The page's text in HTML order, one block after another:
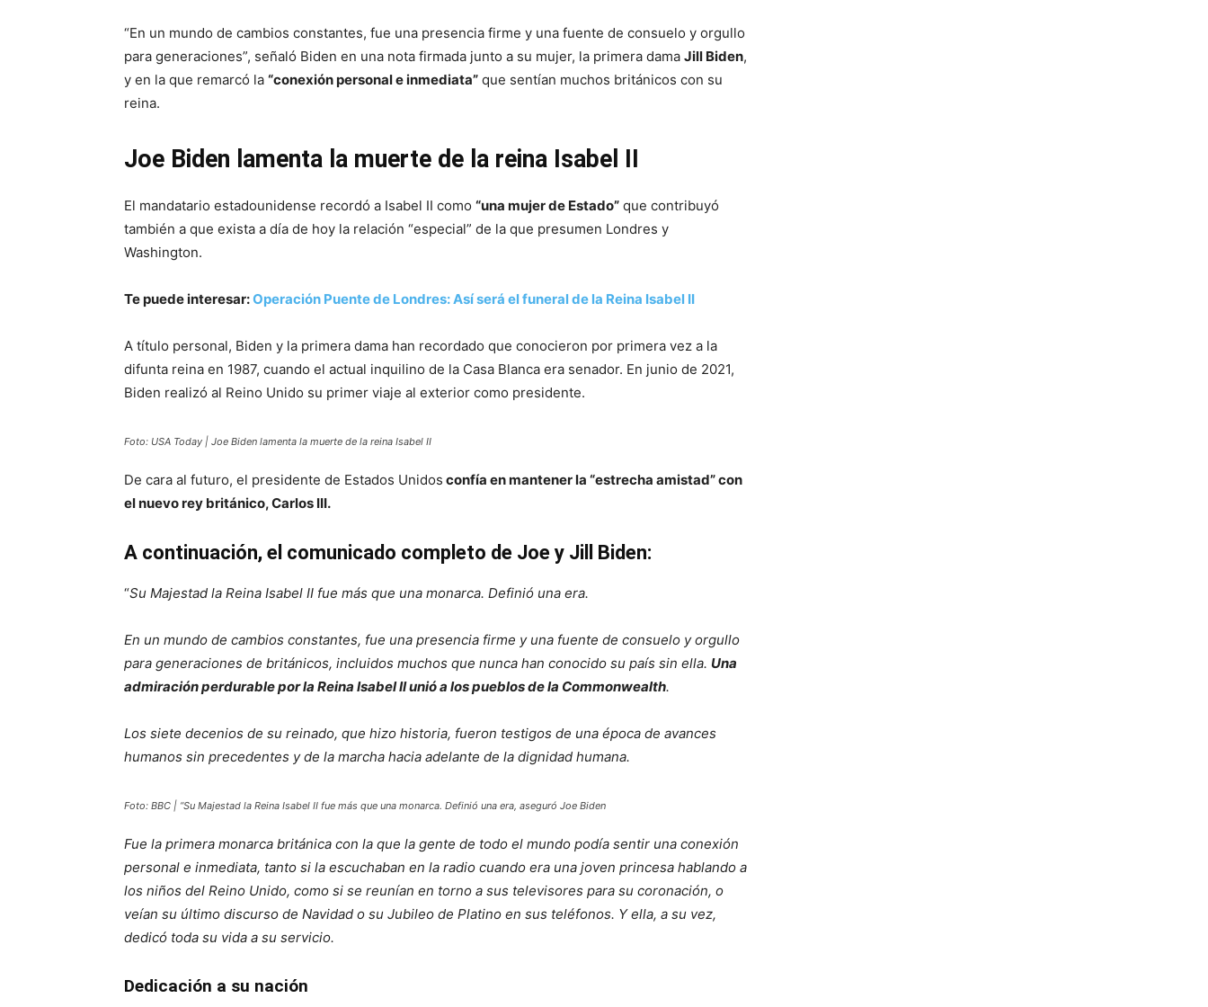
“En un mundo de cambios constantes, fue una presencia firme y una fuente de consuelo y orgullo
para generaciones”, señaló Biden en una nota firmada junto a su mujer, la primera dama Jill Biden,
y en la que remarcó la “conexión personal e inmediata” que sentían muchos británicos con su
reina.
Joe Biden lamenta la muerte de la reina Isabel II
El mandatario estadounidense recordó a Isabel II como “una mujer de Estado” que contribuyó
también a que exista a día de hoy la relación “especial” de la que presumen Londres y
Washington.
Te puede interesar:Operación Puente de Londres: Así será el funeral de la Reina Isabel II
A título personal, Biden y la primera dama han recordado que conocieron por primera vez a la
difunta reina en 1987, cuando el actual inquilino de la Casa Blanca era senador. En junio de 2021,
Biden realizó al Reino Unido su primer viaje al exterior como presidente.
Foto: USA Today | Joe Biden lamenta la muerte de la reina Isabel II
De cara al futuro, el presidente de Estados Unidos confía en mantener la “estrecha amistad” con
el nuevo rey británico, Carlos III.
A continuación, el comunicado completo de Joe y Jill Biden:
“Su Majestad la Reina Isabel II fue más que una monarca. Definió una era.
En un mundo de cambios constantes, fue una presencia firme y una fuente de consuelo y orgullo
para generaciones de británicos, incluidos muchos que nunca han conocido su país sin ella. Una
admiración perdurable por la Reina Isabel II unió a los pueblos de la Commonwealth.
Los siete decenios de su reinado, que hizo historia, fueron testigos de una época de avances
humanos sin precedentes y de la marcha hacia adelante de la dignidad humana.
Foto: BBC | “Su Majestad la Reina Isabel II fue más que una monarca. Definió una era, aseguró Joe Biden
Fue la primera monarca británica con la que la gente de todo el mundo podía sentir una conexión
personal e inmediata, tanto si la escuchaban en la radio cuando era una joven princesa hablando a
los niños del Reino Unido, como si se reunían en torno a sus televisores para su coronación, o
veían su último discurso de Navidad o su Jubileo de Platino en sus teléfonos. Y ella, a su vez,
dedicó toda su vida a su servicio.
Dedicación a su nación